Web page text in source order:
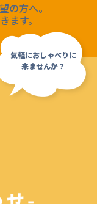
の方へ。
ます。